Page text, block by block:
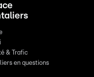
& Trafic
en questions